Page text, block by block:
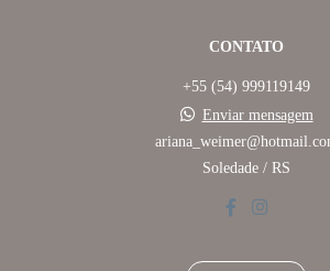
CONTATO
+55 (54) 999119149
Enviar mensagem
Soledade / RS